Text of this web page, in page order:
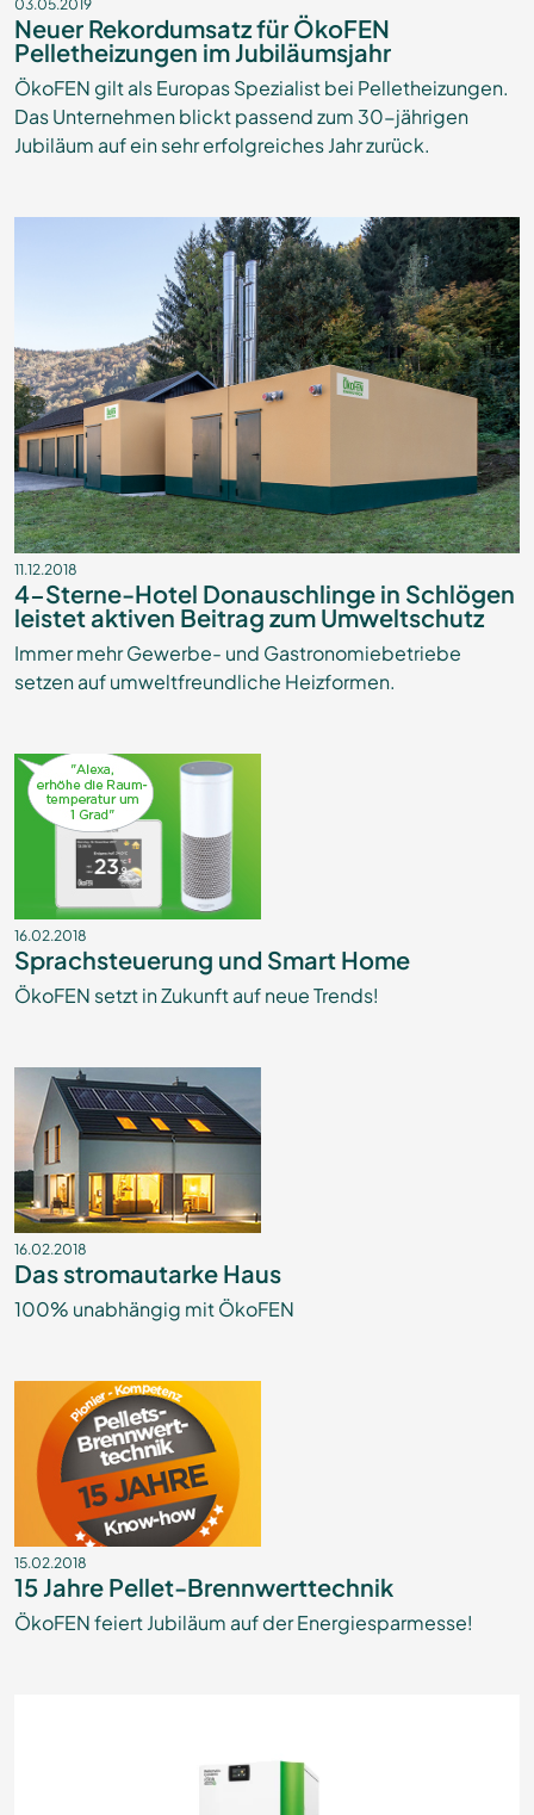
03.05.2019
Neuer Rekordumsatz für ÖkoFEN
Pelletheizungen im Jubiläumsjahr
ÖkoFEN gilt als Europas Spezialist bei Pelletheizungen.
Das Unternehmen blickt passend zum 30-jährigen
Jubiläum auf ein sehr erfolgreiches Jahr zurück.
11.12.2018
4-Sterne-Hotel Donauschlinge in Schlögen
leistet aktiven Beitrag zum Umweltschutz
Immer mehr Gewerbe- und Gastronomiebetriebe
setzen auf umweltfreundliche Heizformen.
16.02.2018
Sprachsteuerung und Smart Home
ÖkoFEN setzt in Zukunft auf neue Trends!
16.02.2018
Das stromautarke Haus
100% unabhängig mit ÖkoFEN
15.02.2018
15 Jahre Pellet-Brennwerttechnik
ÖkoFEN feiert Jubiläum auf der Energiesparmesse!